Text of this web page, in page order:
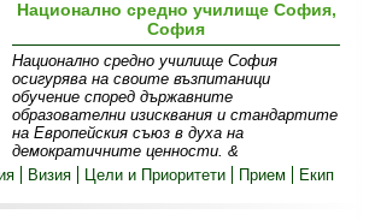
Национално средно училище София,
София
Национално средно училище София
осигурява на своите възпитаници
обучение според държавните
образователни изисквания и стандартите
на Европейския съюз в духа на
демократичните ценности. &
Визия Цели и Приоритети Прием Екип